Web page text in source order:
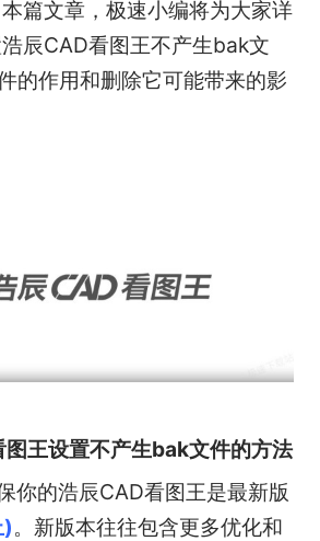
本篇文章，极速小编将为大家详
辰CAD看图王不产生bak文
的作用和删除它可能带来的影
王设置不产生bak文件的方法
的浩辰CAD看图王是最新版
。新版本往往包含更多优化和